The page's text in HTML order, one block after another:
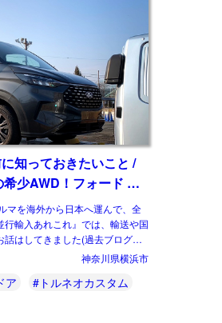
知っておきたいこと /
少AWD！フォード ト
ォード フォーカス
着！
マを海外から日本へ運んで、全
輸入あれこれ』では、輸送や国
はしてきました(過去ブログ参
前に知っ […]
神奈川県横浜市
ア #トルネオカスタム